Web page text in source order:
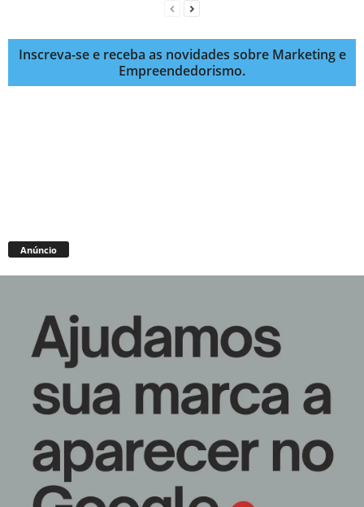
Inscreva-se e receba as novidades sobre Marketing e
Empreendedorismo.
Anúncio